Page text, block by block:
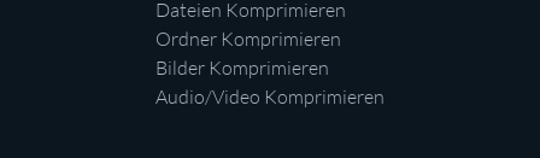
Dateien Komprimieren
Ordner Komprimieren
Bilder Komprimieren
Audio/Video Komprimieren